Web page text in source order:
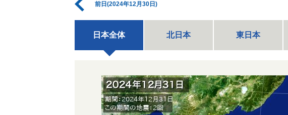
前日(2024年12月30日)
日本全体 北日本 東日本